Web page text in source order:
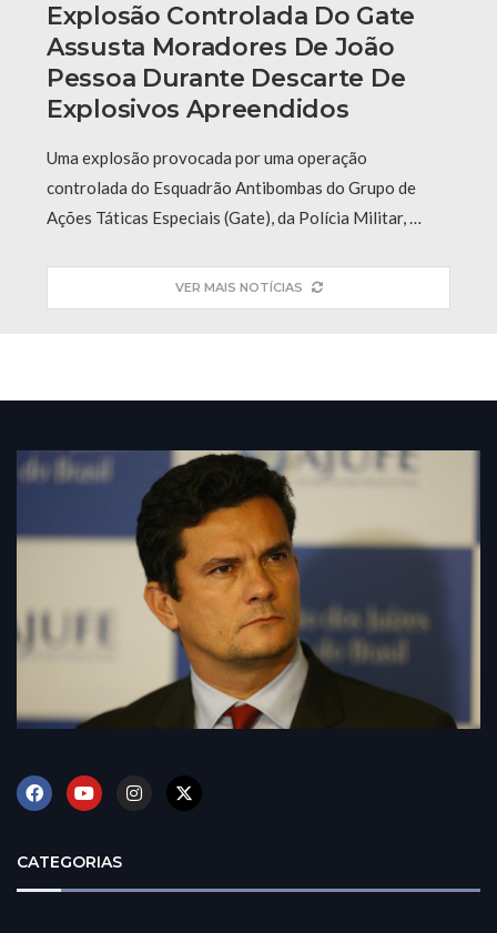
Explosão Controlada Do Gate
Assusta Moradores De João
Pessoa Durante Descarte De
Explosivos Apreendidos
Uma explosão provocada por uma operação
controlada do Esquadrão Antibombas do Grupo de
Ações Táticas Especiais (Gate), da Polícia Militar, …
VER MAIS NOTÍCIAS
CATEGORIAS